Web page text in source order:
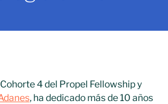
4 del Propel Fellowship y
, ha dedicado más de 10 años